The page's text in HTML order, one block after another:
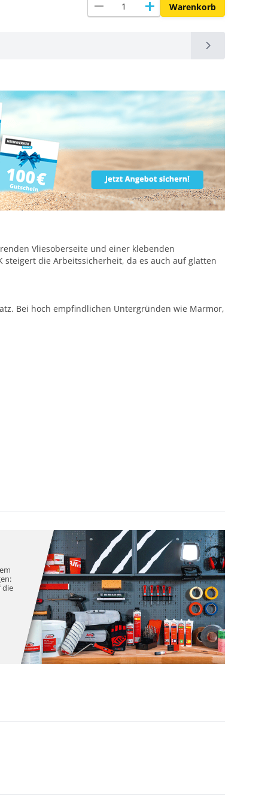
remove add Warenkorb
Vliesoberseite und einer klebenden
steigert die Arbeitssicherheit, da es auch auf glatten
Bei hoch empfindlichen Untergründen wie Marmor,
die